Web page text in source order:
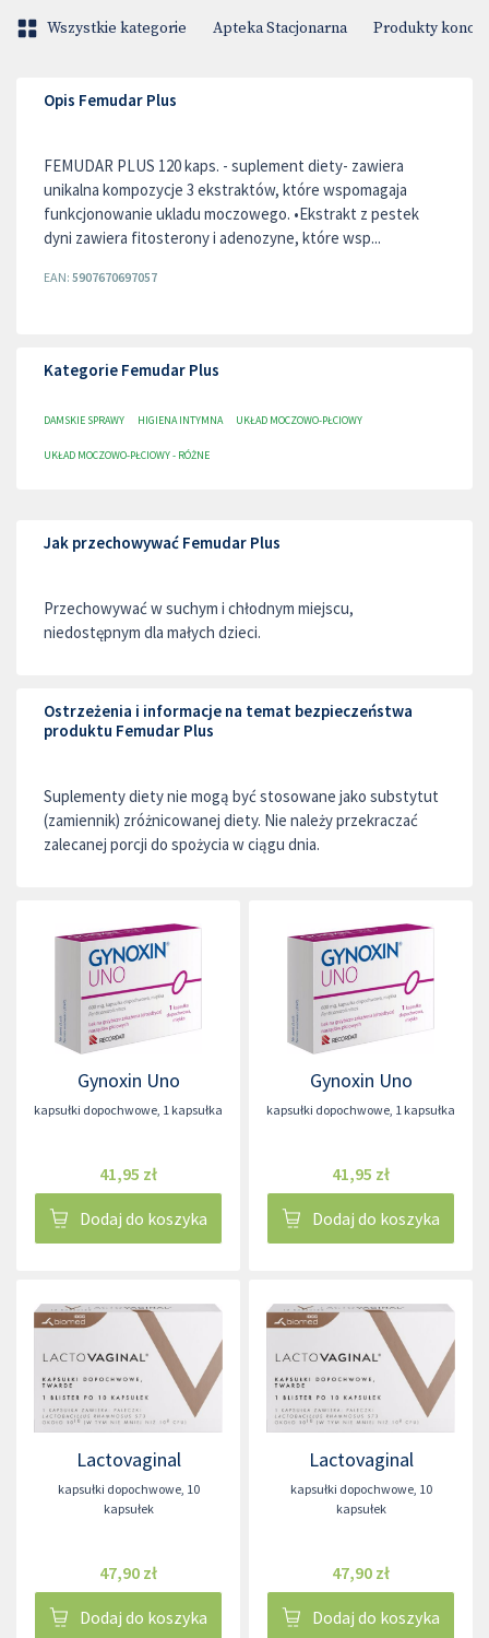
Wszystkie kategorie Apteka Stacjonarna Produkty
Opis Femudar Plus
FEMUDAR PLUS 120 kaps. - suplement diety- zawiera
unikalna kompozycje 3 ekstraktów, które wspomagaja
funkcjonowanie ukladu moczowego. •Ekstrakt z pestek
dyni zawiera fitosterony i adenozyne, które wsp...
EAN: 5907670697057
Kategorie Femudar Plus
DAMSKIE SPRAWY HIGIENA INTYMNA UKŁAD MOCZOWO-PŁCIOWY
UKŁAD MOCZOWO-PŁCIOWY - RÓŻNE
Jak przechowywać Femudar Plus
Przechowywać w suchym i chłodnym miejscu,
niedostępnym dla małych dzieci.
Ostrzeżenia i informacje na temat bezpieczeństwa
produktu Femudar Plus
Suplementy diety nie mogą być stosowane jako substytut
(zamiennik) zróżnicowanej diety. Nie należy przekraczać
zalecanej porcji do spożycia w ciągu dnia.
Gynoxin Uno
kapsułki dopochwowe, 1 kapsułka
41,95 zł
Dodaj do koszyka
Gynoxin Uno
kapsułki dopochwowe, 1 kapsułka
41,95 zł
Dodaj do koszyka
Lactovaginal
kapsułki dopochwowe, 10
kapsułek
47,90 zł
Dodaj do koszyka
Lactovaginal
kapsułki dopochwowe, 10
kapsułek
47,90 zł
Dodaj do koszyka